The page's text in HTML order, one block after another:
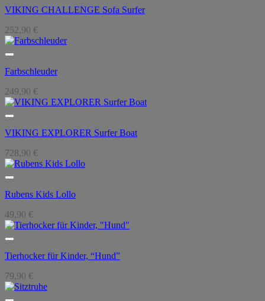
VIKING CHALLENGE Sofa Surfer
252,90 €
Farbschleuder
249,90 €
VIKING EXPLORER Surfer Boat
728,90 €
Rubens Kids Lollo
49,90 €
Tierhocker für Kinder, “Hund”
79,90 €